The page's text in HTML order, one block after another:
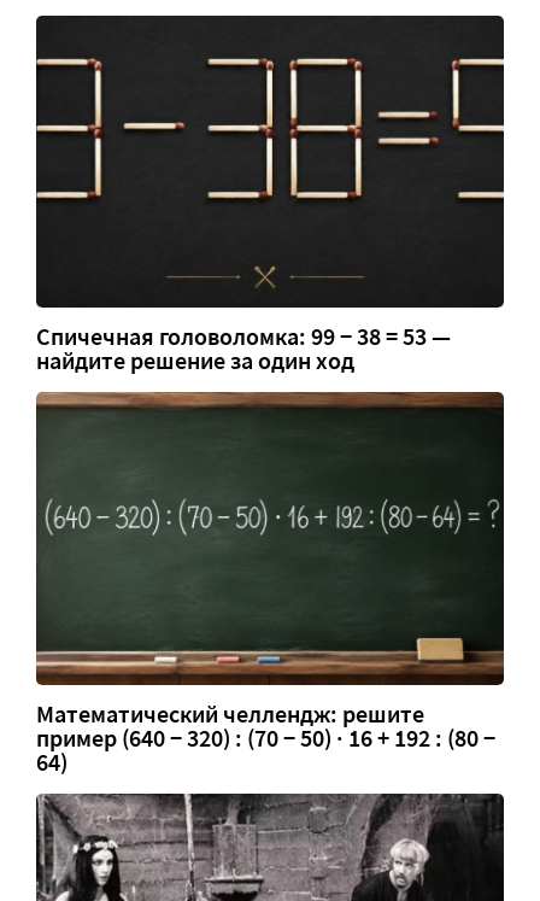
Спичечная головоломка: 99 − 38 = 53 —
найдите решение за один ход
Математический челлендж: решите
пример (640 − 320) : (70 − 50) · 16 + 192 : (80 −
64)